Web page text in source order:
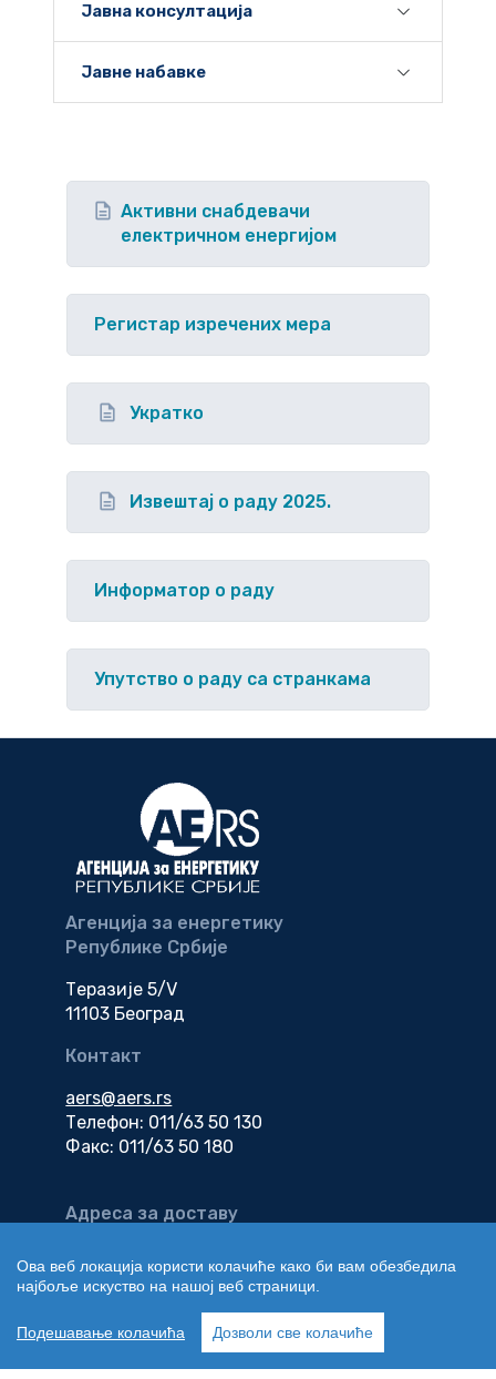
Јавна консултација
Јавне набавке
Активни снабдевачи
електричном енергијом
Регистар изречених мера
Укратко
Извештај о раду 2025.
Информатор о раду
Упутство o раду са странкама
Агенција за енергетику
Републике Србије
Теразије 5/V
11103 Београд
Контакт
aers@aers.rs
Телефон: 011/63 50 130
Факс: 011/63 50 180
Адреса за доставу
документације
Ова веб локација користи колачиће како би вам обезбедила
најбоље искуство на нашој веб страници.
Подешавање колачића Дозволи све колачиће